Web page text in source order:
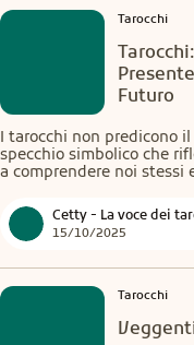
Tarocchi
Futuro
I tarocchi non predicono
specchio simbolico che
a comprendere noi stessi
costruisce, non si indovina.
Cetty - La voce dei
15/10/2025
Tarocchi